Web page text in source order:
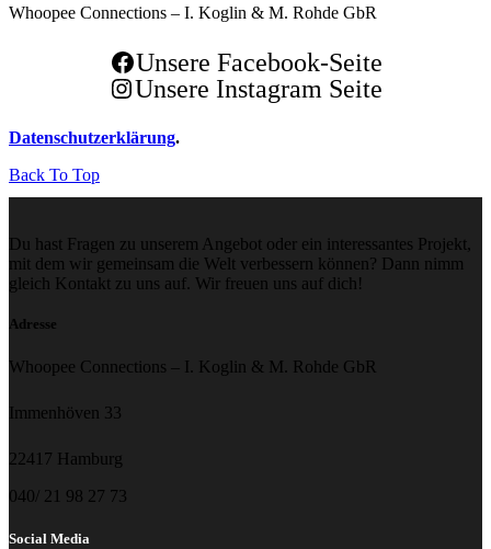
Whoopee Connections – I. Koglin & M. Rohde GbR
Unsere Facebook-Seite
Unsere Instagram Seite
Datenschutzerklärung.
Back To Top
Du hast Fragen zu unserem Angebot oder ein interessantes Projekt,
mit dem wir gemeinsam die Welt verbessern können? Dann nimm
gleich Kontakt zu uns auf. Wir freuen uns auf dich!
Adresse
Whoopee Connections – I. Koglin & M. Rohde GbR
Immenhöven 33
22417 Hamburg
040/ 21 98 27 73
Social Media